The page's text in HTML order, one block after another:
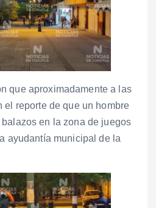
que aproximadamente a las
el reporte de que un hombre
en la zona de juegos
ayudantía municipal de la